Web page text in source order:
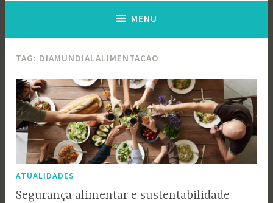
MENU
TAG: DIAMUNDIALALIMENTACAO
ATUALIDADES
Segurança alimentar e sustentabilidade